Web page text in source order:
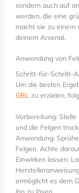
sondern auch auf
werden, die eine
macht sie zu einem
deinem Arsenal.
Anwendung von
Schritt-für-Schritt-
Um die besten
GBLzu erzielen,
Vorbereitung:
und die Felgen
Anwendung:
Felgen. Achte
Einwirken lassen:
ermöglicht es dem